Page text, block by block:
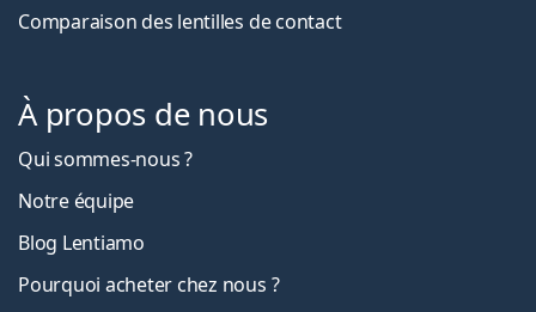
Comparaison des lentilles de contact
À propos de nous
Qui sommes-nous ?
Notre équipe
Blog Lentiamo
Pourquoi acheter chez nous ?